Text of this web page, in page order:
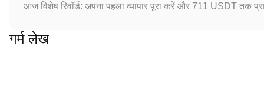
आज विशेष रिवॉर्ड: अपना पहला व्यापार पूरा करें और 711 USDT तक
गर्म लेख